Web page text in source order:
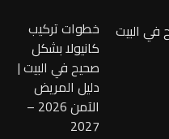
خطوات تركيب
كانيولا بشكل
صحيح في البيت |
دليل المريض
الآمن 2026 –
2027